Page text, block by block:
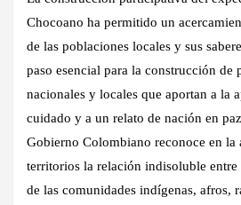
Chocoano ha permitido un
de las poblaciones locales y sus
paso esencial para la construcción de
nacionales y locales que aportan a la
cuidado y a un relato de nación en
Gobierno Colombiano reconoce en la
territorios la relación indisoluble
de las comunidades indígenas, afros,